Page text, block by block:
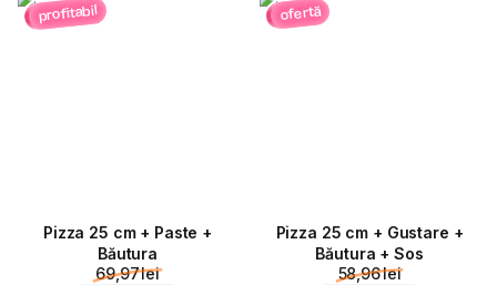
profitabil
Pizza 25 cm + Paste +
Băutura
69,97 lei
ofertă
Pizza 25 cm + Gustare +
Băutura + Sos
58,96 lei